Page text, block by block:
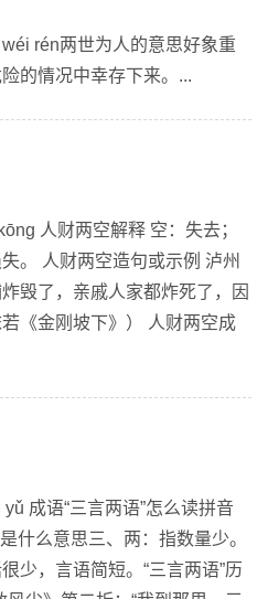
rén两世为人的意思好象重
的情况中幸存下来。...
人财两空解释 空：失去；
。 人财两空造句或示例 泸州
毁了，亲戚人家都炸死了，因
《金刚坡下》） 人财两空成
成语“三言两语”怎么读拼音
什么意思三、两：指数量少。
少，言语简短。“三言两语”历